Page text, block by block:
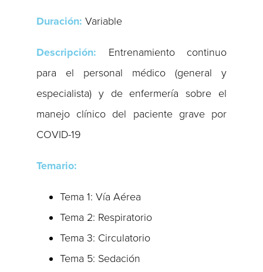
Duración: Variable
Descripción: Entrenamiento continuo
para el personal médico (general y
especialista) y de enfermería sobre el
manejo clínico del paciente grave por
COVID-19
Temario:
Tema 1: Vía Aérea
Tema 2: Respiratorio
Tema 3: Circulatorio
Tema 5: Sedación